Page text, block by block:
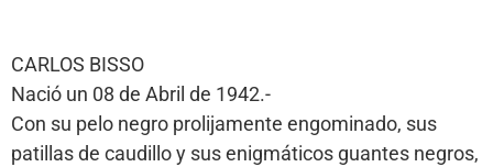
CARLOS BISSO
Nació un 08 de Abril de 1942.-
Con su pelo negro prolijamente engominado, sus
patillas de caudillo y sus enigmáticos guantes negros,